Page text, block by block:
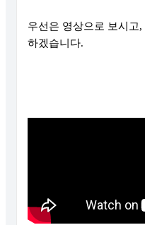
우선은 영상으로 보시고,
하겠습니다.